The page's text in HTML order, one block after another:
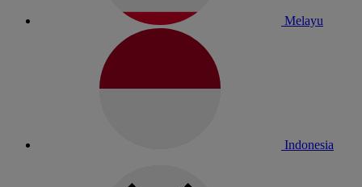
Melayu
Indonesia